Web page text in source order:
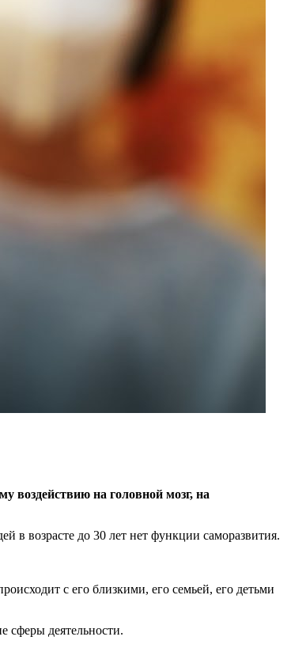
воздействию на головной мозг, на
в возрасте до 30 лет нет функции саморазвития.
с его близкими, его семьей, его детьми
сферы деятельности.